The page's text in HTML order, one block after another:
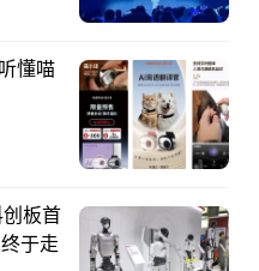
懂喵
板首
于走